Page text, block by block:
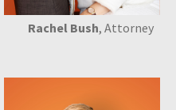
Rachel Bush, Attorney